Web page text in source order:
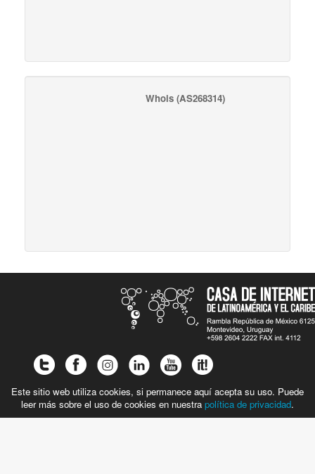
Whois (AS268314)
Este sitio web utiliza cookies, si permanece aquí acepta su uso. Puede
leer más sobre el uso de cookies en nuestra política de privacidad.